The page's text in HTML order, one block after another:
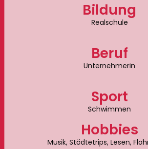
Bildung
Realschule
Beruf
Unternehmerin
Sport
Schwimmen
Hobbies
Musik, Städtetrips, Lesen,